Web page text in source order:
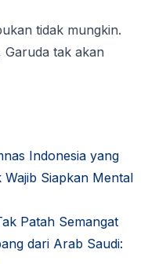
tidak mungkin.
Garuda tаk akan
Indonesia yang
Siapkan Mental
Patah Semangat
dari Arab Saudi: